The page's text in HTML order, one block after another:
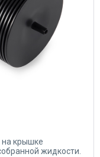
на крышке
жидкости.